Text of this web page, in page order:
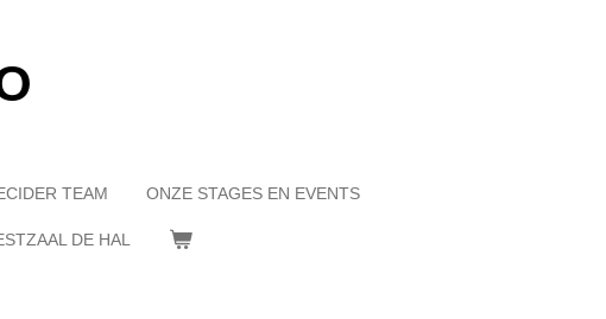
TEAM ONZE STAGES EN EVENTS
DE HAL